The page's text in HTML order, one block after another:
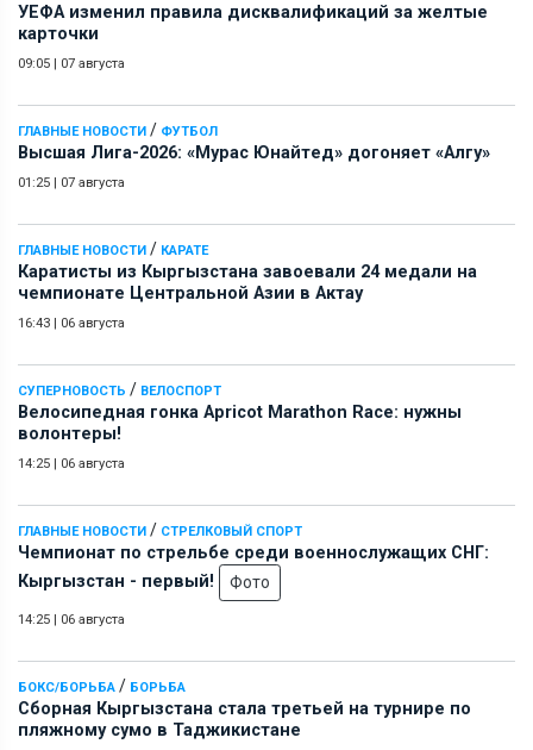
УЕФА изменил правила дисквалификаций за желтые
карточки
09:05 | 07 августа
ГЛАВНЫЕ НОВОСТИ / ФУТБОЛ
Высшая Лига-2026: «Мурас Юнайтед» догоняет «Алгу»
01:25 | 07 августа
ГЛАВНЫЕ НОВОСТИ / КАРАТЕ
Каратисты из Кыргызстана завоевали 24 медали на
чемпионате Центральной Азии в Актау
16:43 | 06 августа
СУПЕРНОВОСТЬ / ВЕЛОСПОРТ
Велосипедная гонка Apricot Marathon Race: нужны
волонтеры!
14:25 | 06 августа
ГЛАВНЫЕ НОВОСТИ / СТРЕЛКОВЫЙ СПОРТ
Чемпионат по стрельбе среди военнослужащих СНГ:
Кыргызстан - первый!
Фото
14:25 | 06 августа
БОКС/БОРЬБА / БОРЬБА
Сборная Кыргызстана стала третьей на турнире по
пляжному сумо в Таджикистане